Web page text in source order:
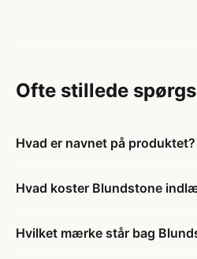
Ofte stillede
Hvad er navnet på produktet?
Hvad koster Blundstone
Hvilket mærke står bag